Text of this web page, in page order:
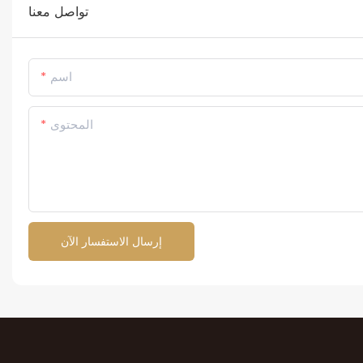
تواصل معنا
اسم
المحتوى
إرسال الاستفسار الآن